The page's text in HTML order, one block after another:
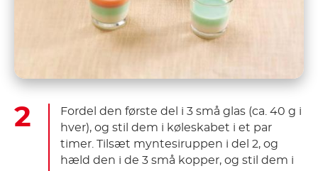
Fordel den første del i 3 små glas (ca. 40 g i
hver), og stil dem i køleskabet i et par
timer. Tilsæt myntesiruppen i del 2, og
hæld den i de 3 små kopper, og stil dem i